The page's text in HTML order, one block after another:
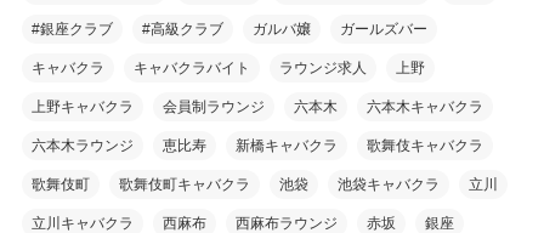
#銀座クラブ #高級クラブ ガルバ嬢 ガールズバー
キャバクラ キャバクラバイト ラウンジ求人 上野
上野キャバクラ 会員制ラウンジ 六本木 六本木キャバクラ
六本木ラウンジ 恵比寿 新橋キャバクラ 歌舞伎キャバクラ
歌舞伎町 歌舞伎町キャバクラ 池袋 池袋キャバクラ 立川
立川キャバクラ 西麻布 西麻布ラウンジ 赤坂 銀座